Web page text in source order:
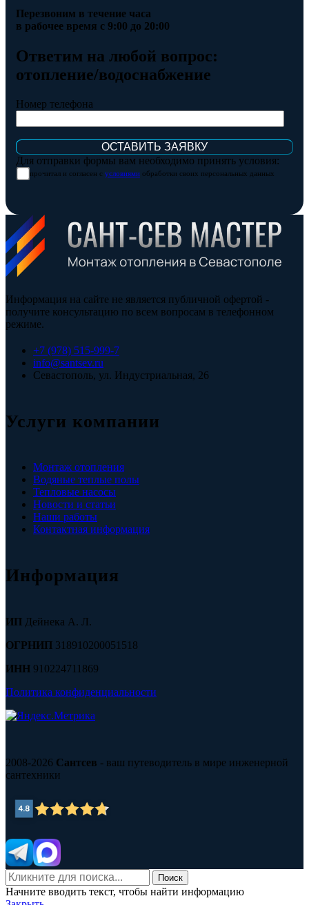
Перезвоним в течение часа
в рабочее время с 9:00 до 20:00
Ответим на любой вопрос:
отопление/водоснабжение
Номер телефона
Для отправки формы вам необходимо принять условия:
прочитал и согласен с условиями обработки своих персональных данных
Информация на сайте не является публичной офертой -
получите консультацию по всем вопросам в телефонном
режиме.
+7 (978) 515-999-7
info@santsev.ru
Севастополь, ул. Индустриальная, 26
Услуги компании
Монтаж отопления
Водяные теплые полы
Тепловые насосы
Новости и статьи
Наши работы
Контактная информация
Информация
ИП Дейнека А. Л.
ОГРНИП 318910200051518
ИНН 910224711869
Политика конфиденциальности
2008-2026 Сантсев - ваш путеводитель в мире инженерной
сантехники
Поиск
Начните вводить текст, чтобы найти информацию